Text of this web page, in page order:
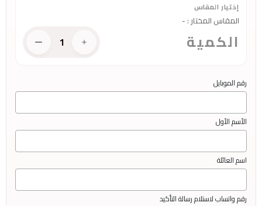
إختيار المقاس
المقاس المختار :
-
الكمية 1
رقم الموبايل
الأسم الأول
اسم العائلة
رقم واتساب لاستلام رسالة التأكيد